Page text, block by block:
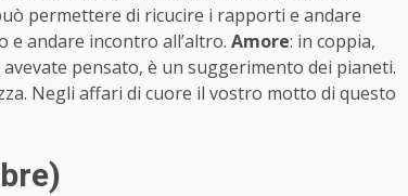
permettere di ricucire i rapporti e andare
e andare incontro all’altro. Amore: in coppia,
pensato, è un suggerimento dei pianeti.
Negli affari di cuore il vostro motto di questo